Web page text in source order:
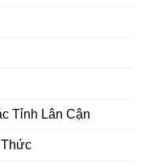
Tỉnh Lân Cận